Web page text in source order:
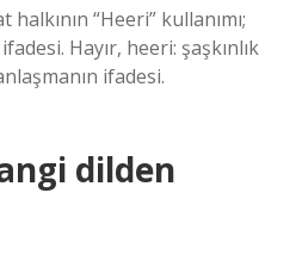
“Heeri” kullanımı;
Hayır, heeri: şaşkınlık
ifadesi.
dilden